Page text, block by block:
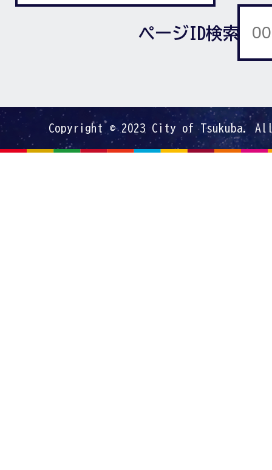
ページID検索
Copyright © 2023 City of Tsukuba.